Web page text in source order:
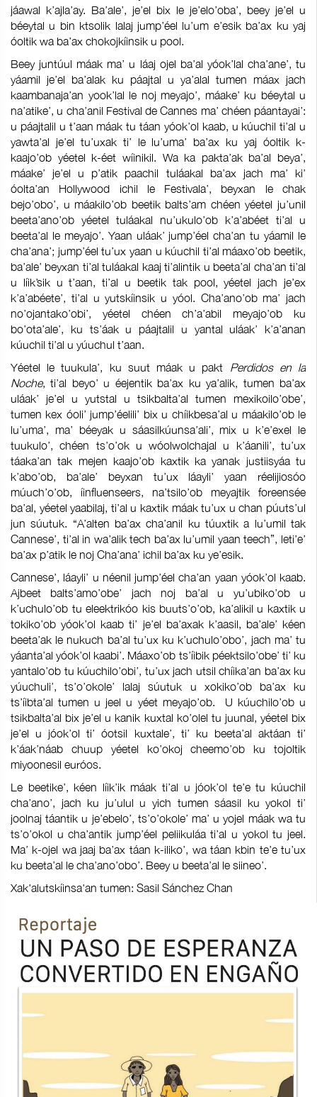
jáawal k’ajla’ay. Ba’ale’, je’el bix le je’elo’oba’, beey je’el u
béeytal u bin ktsolik lalaj jump’éel lu’um e’esik ba’ax ku yaj
óoltik wa ba’ax chokojkíinsik u pool.
Beey juntúul máak ma’ u láaj ojel ba’al yóok’lal cha’ane’, tu
yáamil je’el ba’alak ku páajtal u ya’alal tumen máax jach
kaambanaja’an yook’lal le noj meyajo’, máake’ ku béeytal u
na’atike’, u cha’anil Festival de Cannes ma’ chéen páantayai’:
u páajtalil u t’aan máak tu táan yóok’ol kaab, u kúuchil ti’al u
yawta’al je’el tu’uxak ti’ le lu’uma’ ba’ax ku yaj óoltik k-
kaajo’ob yéetel k-éet wíinikil. Wa ka pakta’ak ba’al beya’,
máake’ je’el u p’atik paachil tuláakal ba’ax jach ma’ ki’
óolta’an Hollywood ichil le Festivala’, beyxan le chak
bejo’obo’, u máakilo’ob beetik balts’am chéen yéetel ju’unil
beeta’ano’ob yéetel tuláakal nu’ukulo’ob k’a’abéet ti’al u
beeta’al le meyajo’. Yaan uláak’ jump’éel cha’an tu yáamil le
cha’ana’; jump’éel tu’ux yaan u kúuchil ti’al máaxo’ob beetik,
ba’ale’ beyxan ti’al tuláakal kaaj ti’alintik u beeta’al cha’an ti’al
u líik’sik u t’aan, ti’al u beetik tak pool, yéetel jach je’ex
k’a’abéete’, ti’al u yutskíinsik u yóol. Cha’ano’ob ma’ jach
no’ojantako’obi’, yéetel chéen ch’a’abil meyajo’ob ku
bo’ota’ale’, ku ts’áak u páajtalil u yantal uláak’ k’a’anan
kúuchil ti’al u yúuchul t’aan.
Yéetel le tuukula’, ku suut máak u pakt Perdidos en la
Noche, ti’al beyo’ u éejentik ba’ax ku ya’alik, tumen ba’ax
uláak’ je’el u yutstal u tsikbalta’al tumen mexikoilo’obe’,
tumen kex óoli’ jump’éelili’ bix u chíikbesa’al u máakilo’ob le
lu’uma’, ma’ béeyak u sáasilkúunsa’ali’, mix u k’e’exel le
tuukulo’, chéen ts’o’ok u wóolwolchajal u k’áanili’, tu’ux
táaka’an tak mejen kaajo’ob kaxtik ka yanak justiisyáa tu
k’abo’ob, ba’ale’ beyxan tu’ux láayli’ yaan réelijiosóo
múuch’o’ob, íinfluenseers, na’tsilo’ob meyajtik foreensée
ba’al, yéetel yaabilaj, ti’al u kaxtik máak tu’ux u chan púuts’ul
jun súutuk. “A’alten ba’ax cha’anil ku túuxtik a lu’umil tak
Cannese’, ti’al in wa’alik tech ba’ax lu’umil yaan teech”, leti’e’
ba’ax p’atik le noj Cha’ana’ ichil ba’ax ku ye’esik.
Cannese’, láayli’ u néenil jump’éel cha’an yaan yóok’ol kaab.
Ajbeet balts’amo’obe’ jach noj ba’al u yu’ubiko’ob u
k’uchulo’ob tu eleektrikóo kis buuts’o’ob, ka’alikil u kaxtik u
tokiko’ob yóok’ol kaab ti’ je’el ba’axak k’aasil, ba’ale’ kéen
beeta’ak le nukuch ba’al tu’ux ku k’uchulo’obo’, jach ma’ tu
yáanta’al yóok’ol kaabi’. Máaxo’ob ts’íibik péektsilo’obe’ ti’ ku
yantalo’ob tu kúuchilo’obi’, tu’ux jach utsil chíika’an ba’ax ku
yúuchuli’, ts’o’okole’ lalaj súutuk u xokiko’ob ba’ax ku
ts’íibta’al tumen u jeel u yéet meyajo’ob. U kúuchilo’ob u
tsikbalta’al bix je’el u kanik kuxtal ko’olel tu juunal, yéetel bix
je’el u jóok’ol ti’ óotsil kuxtale’, ti’ ku beeta’al aktáan ti’
k’áak’náab chuup yéetel ko’okoj cheemo’ob ku tojoltik
miyoonesil euróos.
Le beetike’, kéen líik’ik máak ti’al u jóok’ol te’e tu kúuchil
cha’ano’, jach ku ju’ulul u yich tumen sáasil ku yokol ti’
joolnaj táantik u je’ebelo’, ts’o’okole’ ma’ u yojel máak wa tu
ts’o’okol u cha’antik jump’éel peliikuláa ti’al u yokol tu jeel.
Ma’ k-ojel wa jaaj ba’ax táan k-iliko’, wa táan kbin te’e tu’ux
ku beeta’al le cha’ano’obo’. Beey u beeta’al le siineo’.
Xak'alutskíinsa'an tumen: Sasil Sánchez Chan